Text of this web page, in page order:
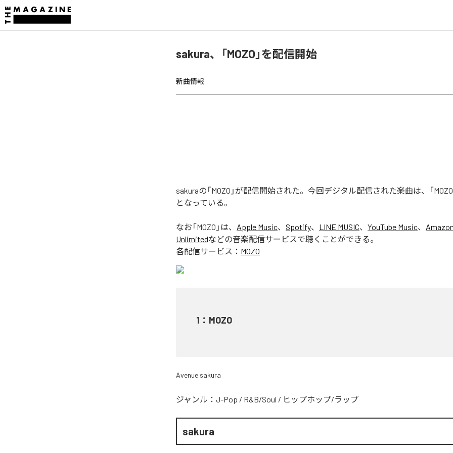
sakura、「MOZO」を配信開始
新曲情報
sakuraの「MOZO」が配信開始された。今回デジタル配信された楽曲は、「
となっている。
なお「MOZO 」は、 Apple Music、 Spotify、 LINE MUSIC、 YouTube Music、
Unlimitedなどの音楽配信サービスで聴くことができる。
各配信サービス： MOZO
1 ： MOZO
Avenue sakura
ジャンル： J-Pop / R&B/Soul / ヒップホップ/ラップ
sakura